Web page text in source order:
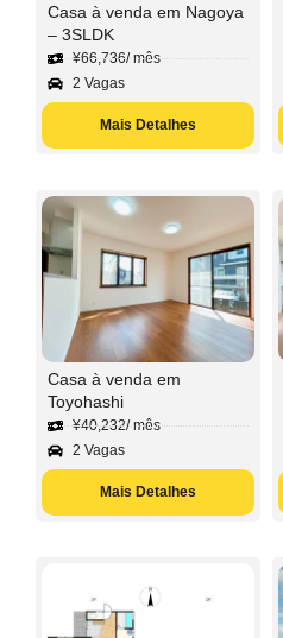
Casa à venda em Nagoya
– 3SLDK
¥66,736/ mês
2 Vagas
Mais Detalhes
Casa à venda em
Toyohashi
¥40,232/ mês
2 Vagas
Mais Detalhes